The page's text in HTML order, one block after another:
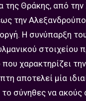
της Θράκης, από την
την
Η συνύπαρξη
στοιχείου
που χαρακτηρίζει
αποτελεί μία
το σύνηθες να ακούς